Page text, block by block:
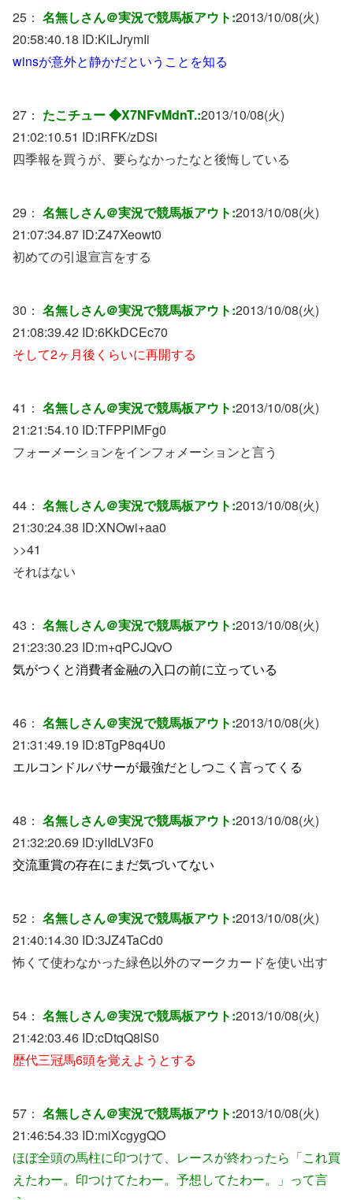
25： 名無しさん＠実況で競馬板アウト:2013/10/08(火)
20:58:40.18 ID:KiLJrymIi
winsが意外と静かだということを知る
27： たこチュー ◆X7NFvMdnT.:2013/10/08(火)
21:02:10.51 ID:iRFK/zDSi
四季報を買うが、要らなかったなと後悔している
29： 名無しさん＠実況で競馬板アウト:2013/10/08(火)
21:07:34.87 ID:Z47Xeowt0
初めての引退宣言をする
30： 名無しさん＠実況で競馬板アウト:2013/10/08(火)
21:08:39.42 ID:6KkDCEc70
そして2ヶ月後くらいに再開する
41： 名無しさん＠実況で競馬板アウト:2013/10/08(火)
21:21:54.10 ID:TFPPlMFg0
フォーメーションをインフォメーションと言う
44： 名無しさん＠実況で競馬板アウト:2013/10/08(火)
21:30:24.38 ID:XNOwi+aa0
>>41
それはない
43： 名無しさん＠実況で競馬板アウト:2013/10/08(火)
21:23:30.23 ID:m+qPCJQvO
気がつくと消費者金融の入口の前に立っている
46： 名無しさん＠実況で競馬板アウト:2013/10/08(火)
21:31:49.19 ID:8TgP8q4U0
エルコンドルパサーが最強だとしつこく言ってくる
48： 名無しさん＠実況で競馬板アウト:2013/10/08(火)
21:32:20.69 ID:yIIdLV3F0
交流重賞の存在にまだ気づいてない
52： 名無しさん＠実況で競馬板アウト:2013/10/08(火)
21:40:14.30 ID:3JZ4TaCd0
怖くて使わなかった緑色以外のマークカードを使い出す
54： 名無しさん＠実況で競馬板アウト:2013/10/08(火)
21:42:03.46 ID:cDtqQ8lS0
歴代三冠馬6頭を覚えようとする
57： 名無しさん＠実況で競馬板アウト:2013/10/08(火)
21:46:54.33 ID:miXcgygQO
ほぼ全頭の馬柱に印つけて、レースが終わったら「これ買
えたわー。印つけてたわー。予想してたわー。」って言